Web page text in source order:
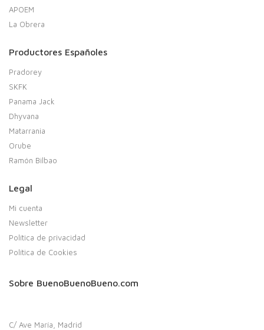
APOEM
La Obrera
Productores Españoles
Pradorey
SKFK
Panama Jack
Dhyvana
Matarrania
Orube
Ramón Bilbao
Legal
Mi cuenta
Newsletter
Política de privacidad
Política de Cookies
Sobre BuenoBuenoBueno.com
C/ Ave María, Madrid